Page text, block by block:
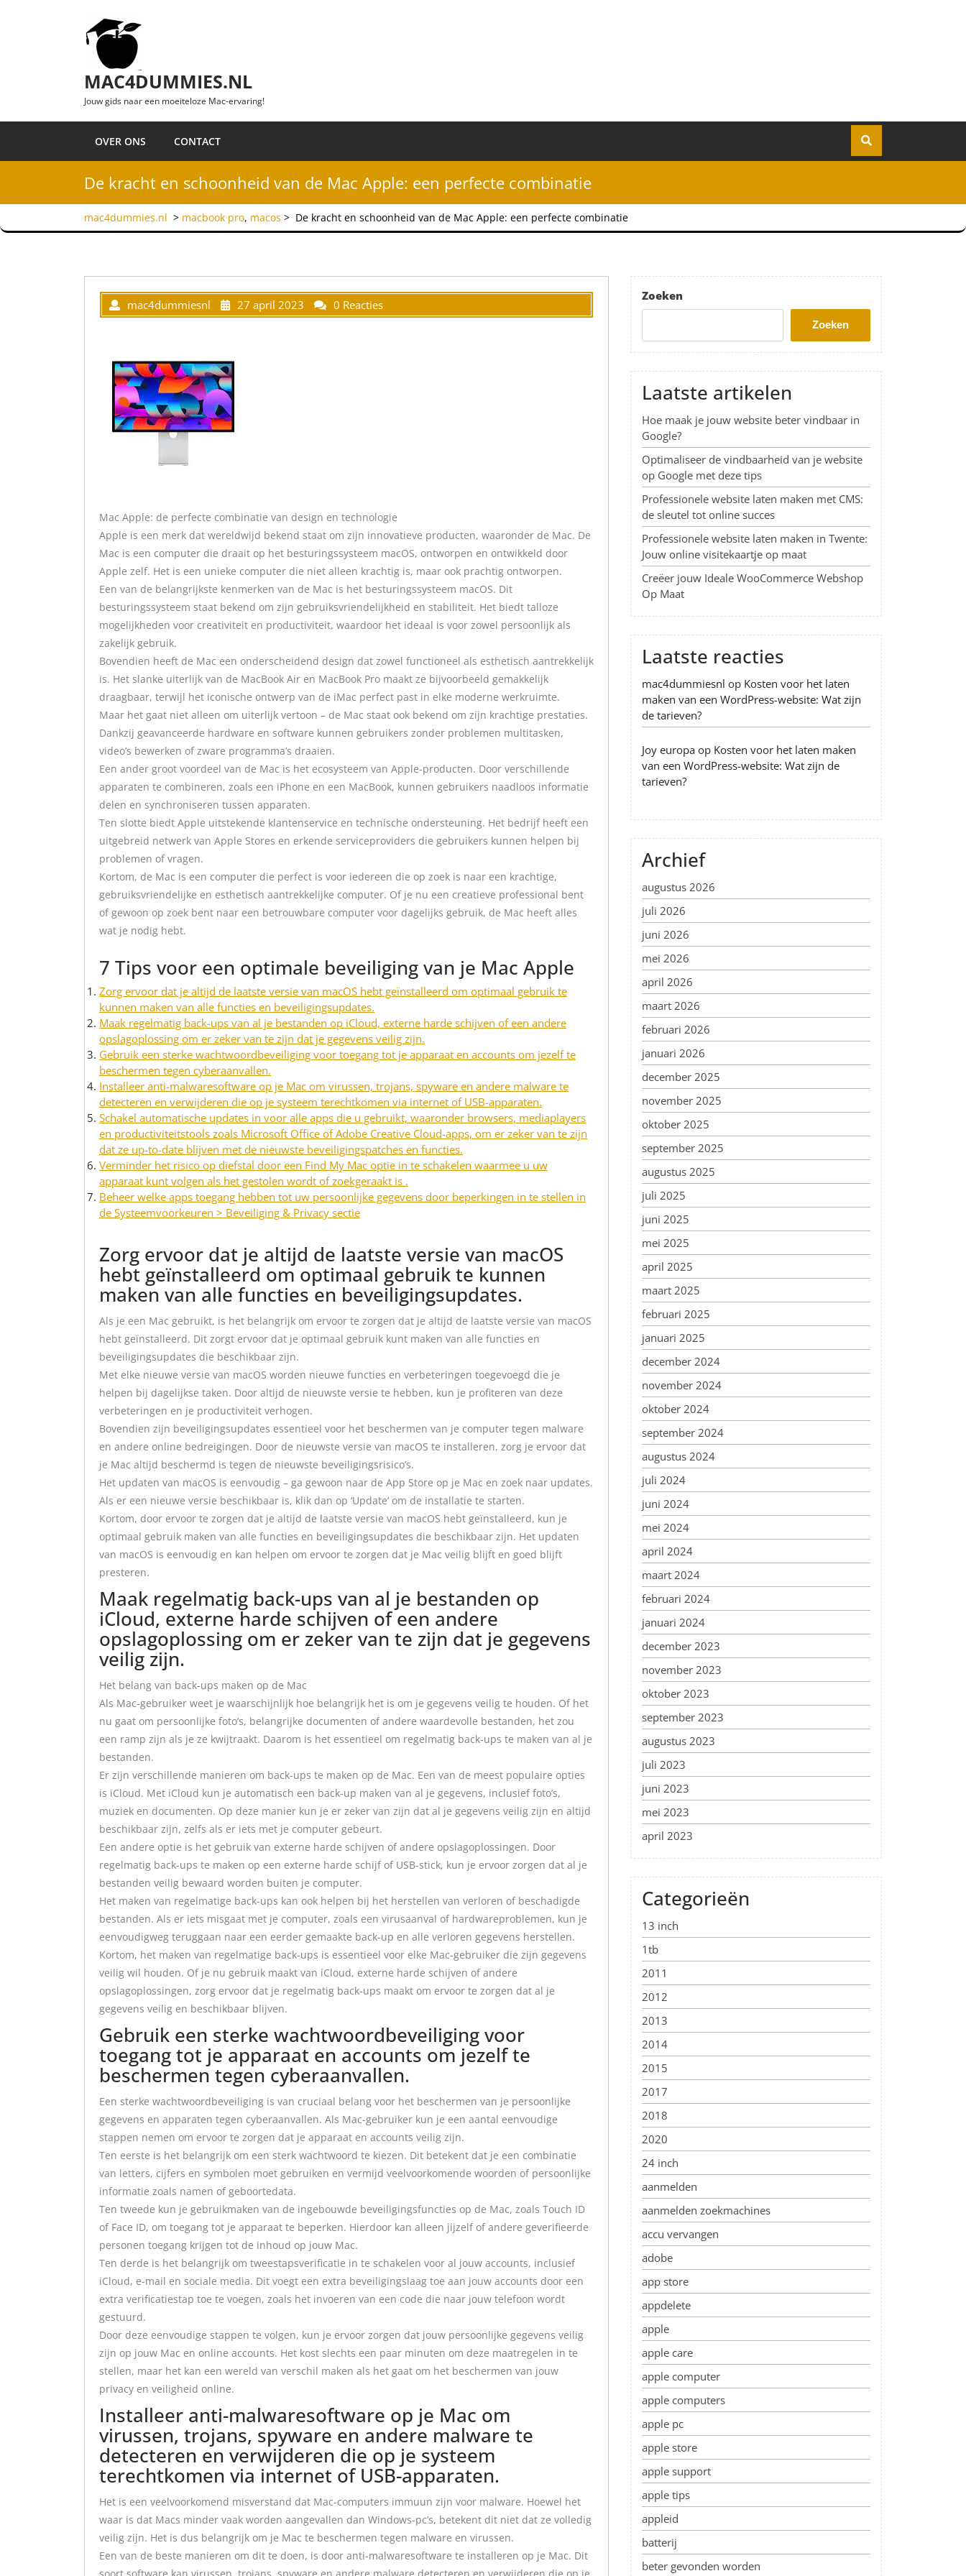
MAC4DUMMIES.NL
Jouw gids naar een moeiteloze Mac-ervaring!
OVER ONS CONTACT
De kracht en schoonheid van de Mac Apple: een perfecte combinatie
mac4dummies.nl > macbook pro, macos > De kracht en schoonheid van de Mac Apple: een perfecte combinatie
mac4dummiesnl 27 april 2023 0 Reacties
Mac Apple: de perfecte combinatie van design en technologie
Apple is een merk dat wereldwijd bekend staat om zijn innovatieve producten, waaronder de Mac. De
Mac is een computer die draait op het besturingssysteem macOS, ontworpen en ontwikkeld door
Apple zelf. Het is een unieke computer die niet alleen krachtig is, maar ook prachtig ontworpen.
Een van de belangrijkste kenmerken van de Mac is het besturingssysteem macOS. Dit
besturingssysteem staat bekend om zijn gebruiksvriendelijkheid en stabiliteit. Het biedt talloze
mogelijkheden voor creativiteit en productiviteit, waardoor het ideaal is voor zowel persoonlijk als
zakelijk gebruik.
Bovendien heeft de Mac een onderscheidend design dat zowel functioneel als esthetisch aantrekkelijk
is. Het slanke uiterlijk van de MacBook Air en MacBook Pro maakt ze bijvoorbeeld gemakkelijk
draagbaar, terwijl het iconische ontwerp van de iMac perfect past in elke moderne werkruimte.
Maar het gaat niet alleen om uiterlijk vertoon – de Mac staat ook bekend om zijn krachtige prestaties.
Dankzij geavanceerde hardware en software kunnen gebruikers zonder problemen multitasken,
video’s bewerken of zware programma’s draaien.
Een ander groot voordeel van de Mac is het ecosysteem van Apple-producten. Door verschillende
apparaten te combineren, zoals een iPhone en een MacBook, kunnen gebruikers naadloos informatie
delen en synchroniseren tussen apparaten.
Ten slotte biedt Apple uitstekende klantenservice en technische ondersteuning. Het bedrijf heeft een
uitgebreid netwerk van Apple Stores en erkende serviceproviders die gebruikers kunnen helpen bij
problemen of vragen.
Kortom, de Mac is een computer die perfect is voor iedereen die op zoek is naar een krachtige,
gebruiksvriendelijke en esthetisch aantrekkelijke computer. Of je nu een creatieve professional bent
of gewoon op zoek bent naar een betrouwbare computer voor dagelijks gebruik, de Mac heeft alles
wat je nodig hebt.
7 Tips voor een optimale beveiliging van je Mac Apple
Zorg ervoor dat je altijd de laatste versie van macOS hebt geïnstalleerd om optimaal gebruik te
kunnen maken van alle functies en beveiligingsupdates.
Maak regelmatig back-ups van al je bestanden op iCloud, externe harde schijven of een andere
opslagoplossing om er zeker van te zijn dat je gegevens veilig zijn.
Gebruik een sterke wachtwoordbeveiliging voor toegang tot je apparaat en accounts om jezelf te
beschermen tegen cyberaanvallen.
Installeer anti-malwaresoftware op je Mac om virussen, trojans, spyware en andere malware te
detecteren en verwijderen die op je systeem terechtkomen via internet of USB-apparaten.
Schakel automatische updates in voor alle apps die u gebruikt, waaronder browsers, mediaplayers
en productiviteitstools zoals Microsoft Office of Adobe Creative Cloud-apps, om er zeker van te zijn
dat ze up-to-date blijven met de nieuwste beveiligingspatches en functies.
Verminder het risico op diefstal door een Find My Mac optie in te schakelen waarmee u uw
apparaat kunt volgen als het gestolen wordt of zoekgeraakt is .
Beheer welke apps toegang hebben tot uw persoonlijke gegevens door beperkingen in te stellen in
de Systeemvoorkeuren > Beveiliging & Privacy sectie
Zorg ervoor dat je altijd de laatste versie van macOS
hebt geïnstalleerd om optimaal gebruik te kunnen
maken van alle functies en beveiligingsupdates.
Als je een Mac gebruikt, is het belangrijk om ervoor te zorgen dat je altijd de laatste versie van macOS
hebt geïnstalleerd. Dit zorgt ervoor dat je optimaal gebruik kunt maken van alle functies en
beveiligingsupdates die beschikbaar zijn.
Met elke nieuwe versie van macOS worden nieuwe functies en verbeteringen toegevoegd die je
helpen bij dagelijkse taken. Door altijd de nieuwste versie te hebben, kun je profiteren van deze
verbeteringen en je productiviteit verhogen.
Bovendien zijn beveiligingsupdates essentieel voor het beschermen van je computer tegen malware
en andere online bedreigingen. Door de nieuwste versie van macOS te installeren, zorg je ervoor dat
je Mac altijd beschermd is tegen de nieuwste beveiligingsrisico’s.
Het updaten van macOS is eenvoudig – ga gewoon naar de App Store op je Mac en zoek naar updates.
Als er een nieuwe versie beschikbaar is, klik dan op ‘Update’ om de installatie te starten.
Kortom, door ervoor te zorgen dat je altijd de laatste versie van macOS hebt geïnstalleerd, kun je
optimaal gebruik maken van alle functies en beveiligingsupdates die beschikbaar zijn. Het updaten
van macOS is eenvoudig en kan helpen om ervoor te zorgen dat je Mac veilig blijft en goed blijft
presteren.
Maak regelmatig back-ups van al je bestanden op
iCloud, externe harde schijven of een andere
opslagoplossing om er zeker van te zijn dat je gegevens
veilig zijn.
Het belang van back-ups maken op de Mac
Als Mac-gebruiker weet je waarschijnlijk hoe belangrijk het is om je gegevens veilig te houden. Of het
nu gaat om persoonlijke foto’s, belangrijke documenten of andere waardevolle bestanden, het zou
een ramp zijn als je ze kwijtraakt. Daarom is het essentieel om regelmatig back-ups te maken van al je
bestanden.
Er zijn verschillende manieren om back-ups te maken op de Mac. Een van de meest populaire opties
is iCloud. Met iCloud kun je automatisch een back-up maken van al je gegevens, inclusief foto’s,
muziek en documenten. Op deze manier kun je er zeker van zijn dat al je gegevens veilig zijn en altijd
beschikbaar zijn, zelfs als er iets met je computer gebeurt.
Een andere optie is het gebruik van externe harde schijven of andere opslagoplossingen. Door
regelmatig back-ups te maken op een externe harde schijf of USB-stick, kun je ervoor zorgen dat al je
bestanden veilig bewaard worden buiten je computer.
Het maken van regelmatige back-ups kan ook helpen bij het herstellen van verloren of beschadigde
bestanden. Als er iets misgaat met je computer, zoals een virusaanval of hardwareproblemen, kun je
eenvoudigweg teruggaan naar een eerder gemaakte back-up en alle verloren gegevens herstellen.
Kortom, het maken van regelmatige back-ups is essentieel voor elke Mac-gebruiker die zijn gegevens
veilig wil houden. Of je nu gebruik maakt van iCloud, externe harde schijven of andere
opslagoplossingen, zorg ervoor dat je regelmatig back-ups maakt om ervoor te zorgen dat al je
gegevens veilig en beschikbaar blijven.
Gebruik een sterke wachtwoordbeveiliging voor
toegang tot je apparaat en accounts om jezelf te
beschermen tegen cyberaanvallen.
Een sterke wachtwoordbeveiliging is van cruciaal belang voor het beschermen van je persoonlijke
gegevens en apparaten tegen cyberaanvallen. Als Mac-gebruiker kun je een aantal eenvoudige
stappen nemen om ervoor te zorgen dat je apparaat en accounts veilig zijn.
Ten eerste is het belangrijk om een sterk wachtwoord te kiezen. Dit betekent dat je een combinatie
van letters, cijfers en symbolen moet gebruiken en vermijd veelvoorkomende woorden of persoonlijke
informatie zoals namen of geboortedata.
Ten tweede kun je gebruikmaken van de ingebouwde beveiligingsfuncties op de Mac, zoals Touch ID
of Face ID, om toegang tot je apparaat te beperken. Hierdoor kan alleen jijzelf of andere geverifieerde
personen toegang krijgen tot de inhoud op jouw Mac.
Ten derde is het belangrijk om tweestapsverificatie in te schakelen voor al jouw accounts, inclusief
iCloud, e-mail en sociale media. Dit voegt een extra beveiligingslaag toe aan jouw accounts door een
extra verificatiestap toe te voegen, zoals het invoeren van een code die naar jouw telefoon wordt
gestuurd.
Door deze eenvoudige stappen te volgen, kun je ervoor zorgen dat jouw persoonlijke gegevens veilig
zijn op jouw Mac en online accounts. Het kost slechts een paar minuten om deze maatregelen in te
stellen, maar het kan een wereld van verschil maken als het gaat om het beschermen van jouw
privacy en veiligheid online.
Installeer anti-malwaresoftware op je Mac om
virussen, trojans, spyware en andere malware te
detecteren en verwijderen die op je systeem
terechtkomen via internet of USB-apparaten.
Het is een veelvoorkomend misverstand dat Mac-computers immuun zijn voor malware. Hoewel het
waar is dat Macs minder vaak worden aangevallen dan Windows-pc’s, betekent dit niet dat ze volledig
veilig zijn. Het is dus belangrijk om je Mac te beschermen tegen malware en virussen.
Een van de beste manieren om dit te doen, is door anti-malwaresoftware te installeren op je Mac. Dit
soort software kan virussen, trojans, spyware en andere malware detecteren en verwijderen die op je
Zoeken
Zoeken
Laatste artikelen
Hoe maak je jouw website beter vindbaar in
Google?
Optimaliseer de vindbaarheid van je website
op Google met deze tips
Professionele website laten maken met CMS:
de sleutel tot online succes
Professionele website laten maken in Twente:
Jouw online visitekaartje op maat
Creëer jouw Ideale WooCommerce Webshop
Op Maat
Laatste reacties
mac4dummiesnl op Kosten voor het laten
maken van een WordPress-website: Wat zijn
de tarieven?
Joy europa op Kosten voor het laten maken
van een WordPress-website: Wat zijn de
tarieven?
Archief
augustus 2026
juli 2026
juni 2026
mei 2026
april 2026
maart 2026
februari 2026
januari 2026
december 2025
november 2025
oktober 2025
september 2025
augustus 2025
juli 2025
juni 2025
mei 2025
april 2025
maart 2025
februari 2025
januari 2025
december 2024
november 2024
oktober 2024
september 2024
augustus 2024
juli 2024
juni 2024
mei 2024
april 2024
maart 2024
februari 2024
januari 2024
december 2023
november 2023
oktober 2023
september 2023
augustus 2023
juli 2023
juni 2023
mei 2023
april 2023
Categorieën
13 inch
1tb
2011
2012
2013
2014
2015
2017
2018
2020
24 inch
aanmelden
aanmelden zoekmachines
accu vervangen
adobe
app store
appdelete
apple
apple care
apple computer
apple computers
apple pc
apple store
apple support
apple tips
appleid
batterij
beter gevonden worden